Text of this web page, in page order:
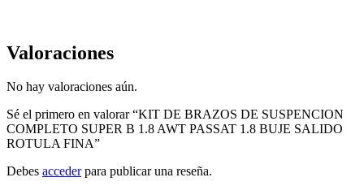
Valoraciones
No hay valoraciones aún.
Sé el primero en valorar “KIT DE BRAZOS DE SUSPENCION
COMPLETO SUPER B 1.8 AWT PASSAT 1.8 BUJE SALIDO
ROTULA FINA”
Debes accederpara publicar una reseña.